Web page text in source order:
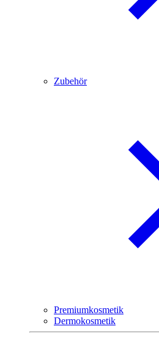
Zubehör
Premiumkosmetik
Dermokosmetik